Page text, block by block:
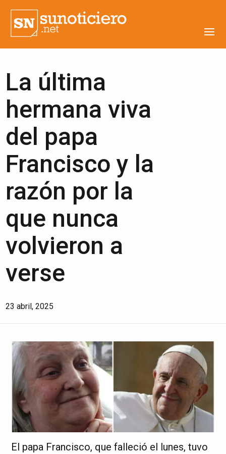
La última
hermana viva
del papa
Francisco y la
razón por la
que nunca
volvieron a
verse
23 abril, 2025
El papa Francisco, que falleció el lunes, tuvo